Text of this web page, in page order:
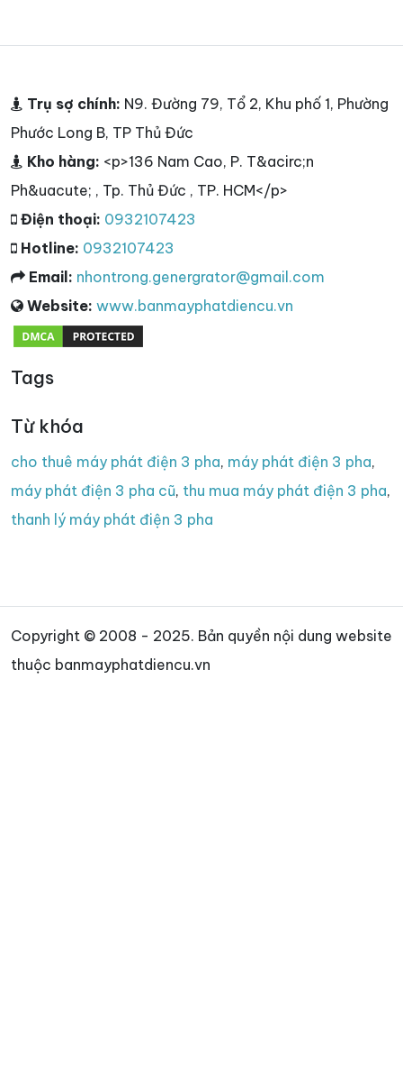
Trụ sợ chính: N9. Đường 79, Tổ 2, Khu phố 1, Phường
Phước Long B, TP Thủ Đức
Kho hàng: <p>136 Nam Cao, P. T&acirc;n
Ph&uacute; , Tp. Thủ Đức , TP. HCM</p>
Điện thoại: 0932107423
Hotline: 0932107423
Email: nhontrong.genergrator@gmail.com
Website: www.banmayphatdiencu.vn
Tags
Từ khóa
cho thuê máy phát điện 3 pha, máy phát điện 3 pha,
máy phát điện 3 pha cũ, thu mua máy phát điện 3 pha,
thanh lý máy phát điện 3 pha
Copyright © 2008 - 2025. Bản quyền nội dung website
thuộc banmayphatdiencu.vn